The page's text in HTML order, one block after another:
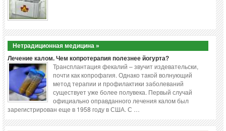
Нетрадиционная медицина »
Лечение калом. Чем копротерапия полезнее йогурта?
Трансплантация фекалий – звучит издевательски,
почти как копрофагия. Однако такой волнующий
метод терапии и профилактики заболеваний
существует уже более полувека. Первый случай
официально оправданного лечения калом был
зарегистрирован еще в 1958 году в США. С …